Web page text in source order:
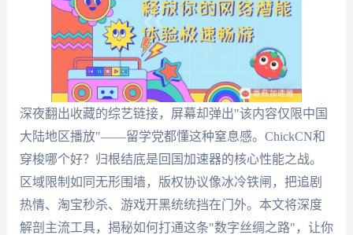
深夜翻出收藏的综艺链接，屏幕却弹出"该内容仅限中国
大陆地区播放"——留学党都懂这种窒息感。ChickCN和
穿梭哪个好？归根结底是回国加速器的核心性能之战。
区域限制如同无形围墙，版权协议像冰冷铁闸，把追剧
热情、淘宝秒杀、游戏开黑统统挡在门外。本文将深度
解剖主流工具，揭秘如何打通这条"数字丝绸之路"，让你